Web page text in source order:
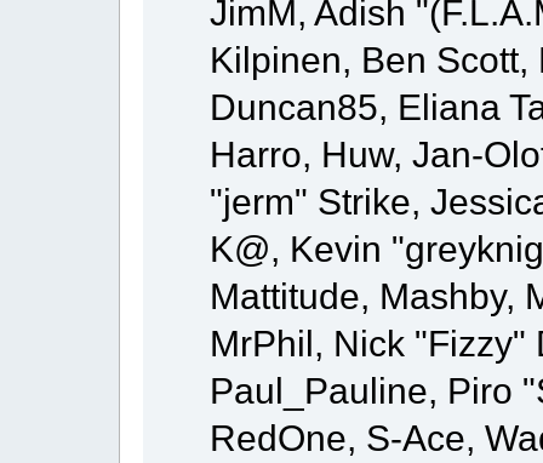
JimM, Adish
Kilpinen, Ben Scott,
Duncan85, Eliana
Harro, Huw, Jan-
"jerm" Strike,
K@, Kevin
Mattitude, Mashby,
MrPhil, Nick "Fizzy"
Paul_Pauline, Piro
RedOne, S-Ace,